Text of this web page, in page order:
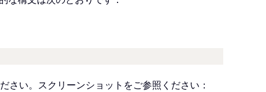
さい。スクリーンショットをご参照ください：